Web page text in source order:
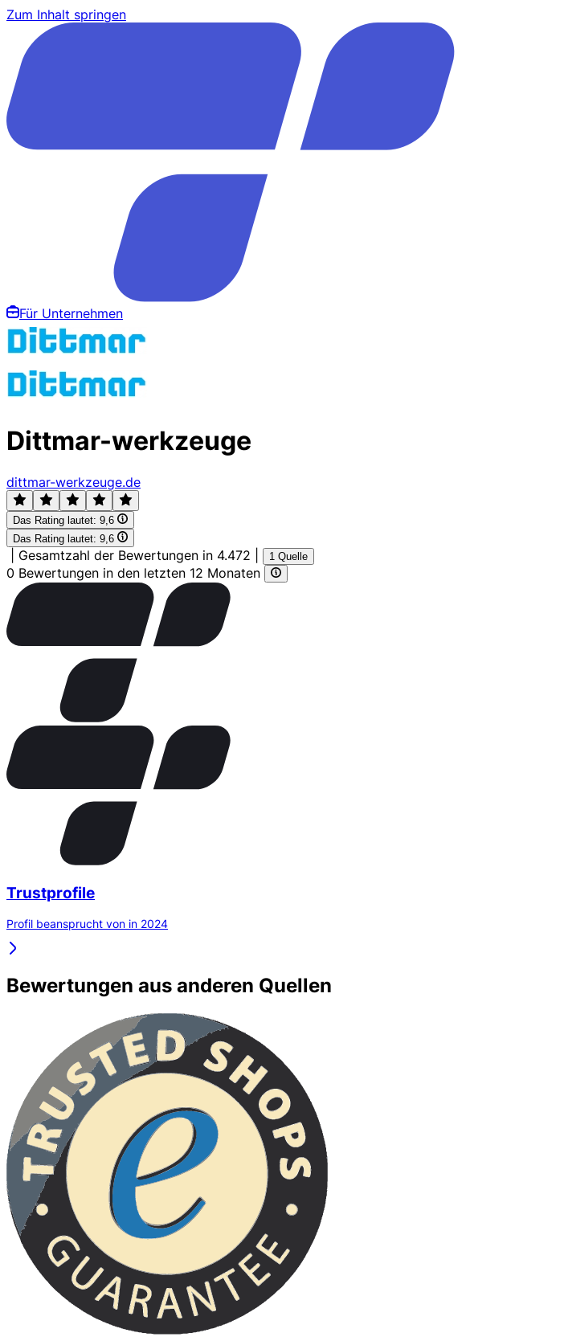
Zum Inhalt springen
Für Unternehmen
Dittmar-werkzeuge
dittmar-werkzeuge.de
Das Rating lautet: 9,6
Das Rating lautet: 9,6
Gesamtzahl der Bewertungen in 4.472 1 Quelle
0 Bewertungen in den letzten 12 Monaten
Trustprofile
Profil beansprucht von in 2024
Bewertungen aus anderen Quellen